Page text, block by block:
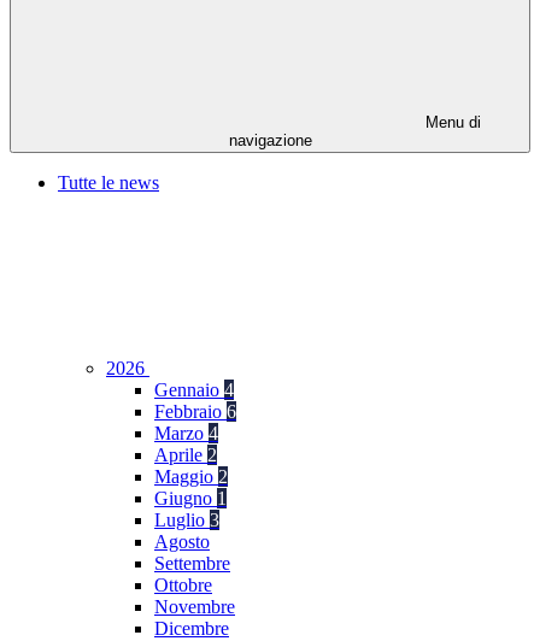
Menu di
navigazione
Tutte le news
2026
Gennaio 4
Febbraio 6
Marzo 4
Aprile 2
Maggio 2
Giugno 1
Luglio 3
Agosto
Settembre
Ottobre
Novembre
Dicembre